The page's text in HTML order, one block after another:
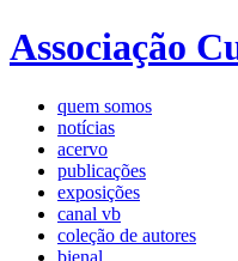
Associação
quem somos
notícias
acervo
publicações
exposições
canal vb
coleção de autores
bienal